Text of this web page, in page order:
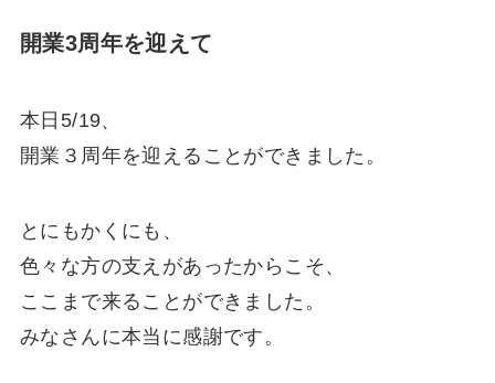
開業3周年を迎えて
本日5/19、
開業３周年を迎えることができました。
とにもかくにも、
色々な方の支えがあったからこそ、
ここまで来ることができました。
みなさんに本当に感謝です。